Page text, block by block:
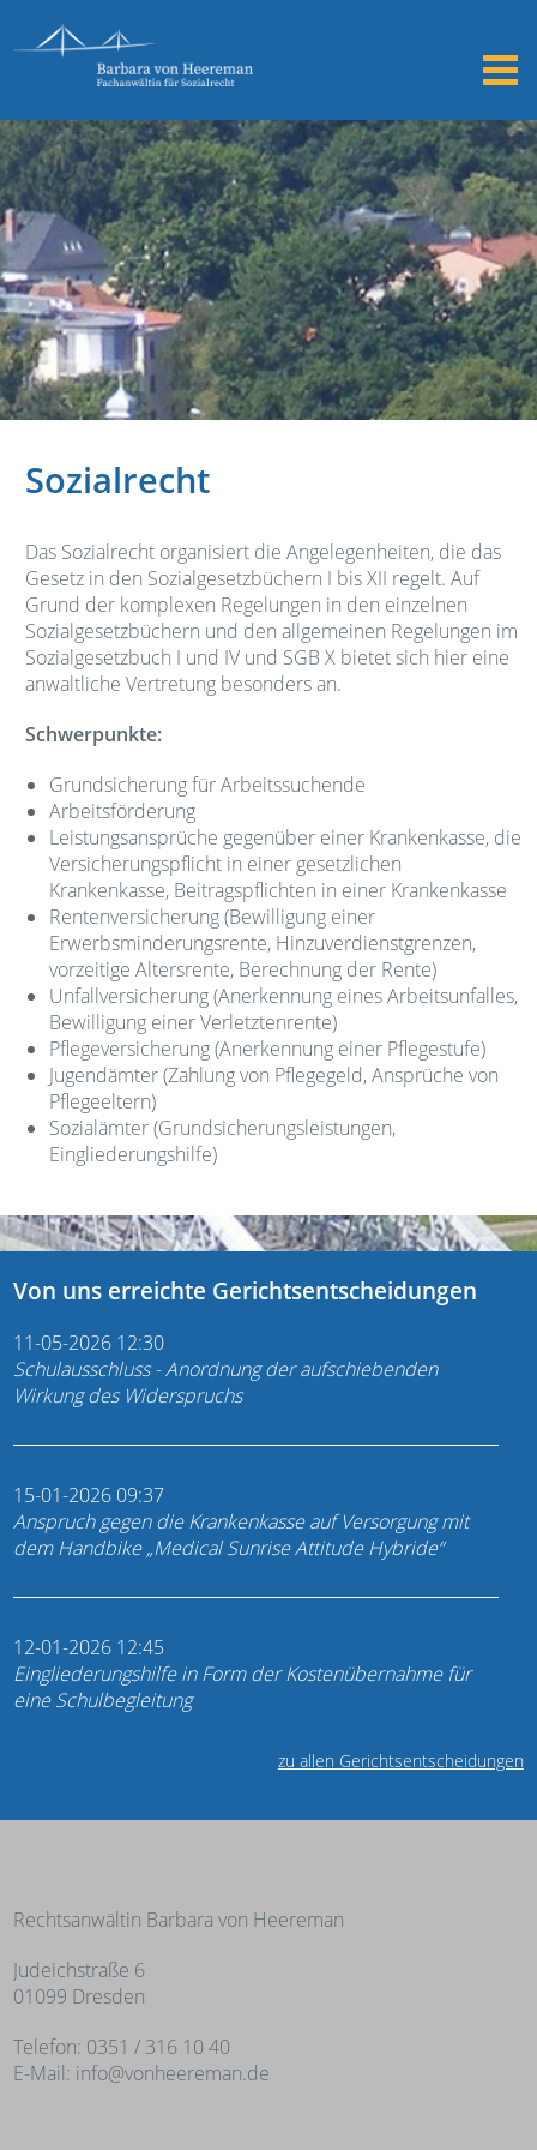
Sozialrecht
Das Sozialrecht organisiert die Angelegenheiten, die das
Gesetz in den Sozialgesetzbüchern I bis XII regelt. Auf
Grund der komplexen Regelungen in den einzelnen
Sozialgesetzbüchern und den allgemeinen Regelungen im
Sozialgesetzbuch I und IV und SGB X bietet sich hier eine
anwaltliche Vertretung besonders an.
Schwerpunkte:
Grundsicherung für Arbeitssuchende
Arbeitsförderung
Leistungsansprüche gegenüber einer Krankenkasse, die
Versicherungspflicht in einer gesetzlichen
Krankenkasse, Beitragspflichten in einer Krankenkasse
Rentenversicherung (Bewilligung einer
Erwerbsminderungsrente, Hinzuverdienstgrenzen,
vorzeitige Altersrente, Berechnung der Rente)
Unfallversicherung (Anerkennung eines Arbeitsunfalles,
Bewilligung einer Verletztenrente)
Pflegeversicherung (Anerkennung einer Pflegestufe)
Jugendämter (Zahlung von Pflegegeld, Ansprüche von
Pflegeeltern)
Sozialämter (Grundsicherungsleistungen,
Eingliederungshilfe)
Von uns erreichte Gerichtsentscheidungen
11-05-2026 12:30
Schulausschluss - Anordnung der aufschiebenden
Wirkung des Widerspruchs
15-01-2026 09:37
Anspruch gegen die Krankenkasse auf Versorgung mit
dem Handbike „Medical Sunrise Attitude Hybride“
12-01-2026 12:45
Eingliederungshilfe in Form der Kostenübernahme für
eine Schulbegleitung
zu allen Gerichtsentscheidungen
Rechtsanwältin Barbara von Heereman
Judeichstraße 6
01099 Dresden
Telefon: 0351 / 316 10 40
E-Mail: info@vonheereman.de